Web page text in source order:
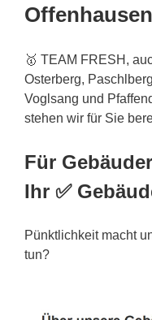
🥇 TEAM FRESH,
Osterberg,
Voglsang und
stehen wir für Sie
Für
Ihr ✅
Pünktlichkeit macht
tun?